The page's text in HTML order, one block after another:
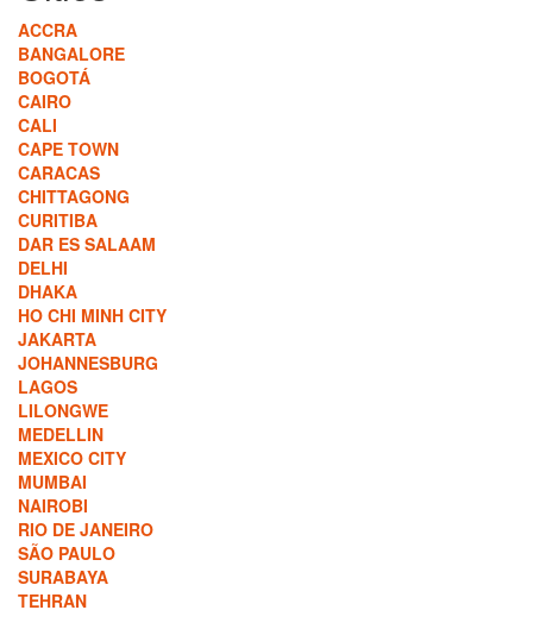
ACCRA
BANGALORE
BOGOTÁ
CAIRO
CALI
CAPE TOWN
CARACAS
CHITTAGONG
CURITIBA
DAR ES SALAAM
DELHI
DHAKA
HO CHI MINH CITY
JAKARTA
JOHANNESBURG
LAGOS
LILONGWE
MEDELLIN
MEXICO CITY
MUMBAI
NAIROBI
RIO DE JANEIRO
SÃO PAULO
SURABAYA
TEHRAN